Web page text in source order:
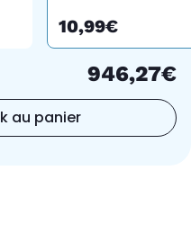
10,99€
946,27€
au panier